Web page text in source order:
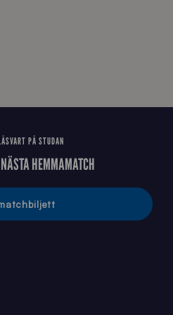
PÅ STUDAN
HEMMAMATCH